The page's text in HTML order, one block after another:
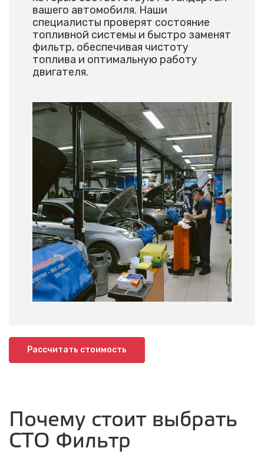
вашего автомобиля. Наши
специалисты проверят состояние
топливной системы и быстро заменят
фильтр, обеспечивая чистоту
топлива и оптимальную работу
двигателя.
Рассчитать стоимость
Почему стоит выбрать
СТО Фильтр